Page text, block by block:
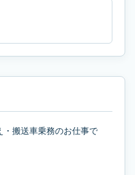
搬送車乗務のお仕事で